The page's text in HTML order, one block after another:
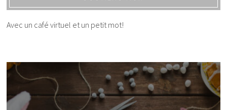
Avec un café virtuel et un petit mot!